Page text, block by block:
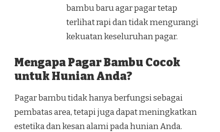
bambu baru agar pagar tetap
terlihat rapi dan tidak mengurangi
kekuatan keseluruhan pagar.
Mengapa Pagar Bambu Cocok
untuk Hunian Anda?
Pagar bambu tidak hanya berfungsi sebagai
pembatas area, tetapi juga dapat meningkatkan
estetika dan kesan alami pada hunian Anda.